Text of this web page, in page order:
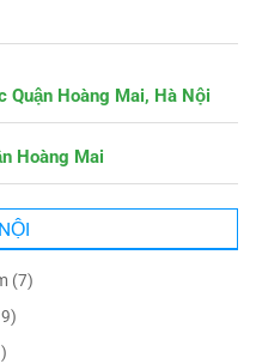
Quận Hoàng Mai, Hà Nội
Hoàng Mai
(7)